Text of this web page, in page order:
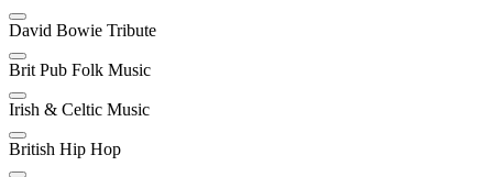
David Bowie Tribute
Brit Pub Folk Music
Irish & Celtic Music
British Hip Hop